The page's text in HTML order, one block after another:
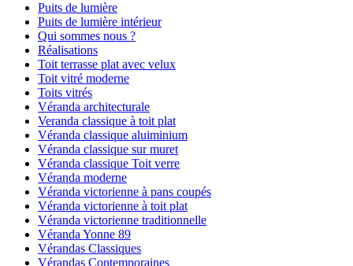
Puits de lumière
Puits de lumière intérieur
Qui sommes nous ?
Réalisations
Toit terrasse plat avec velux
Toit vitré moderne
Toits vitrés
Véranda architecturale
Veranda classique à toit plat
Véranda classique aluiminium
Véranda classique sur muret
Véranda classique Toit verre
Véranda moderne
Véranda victorienne à pans coupés
Véranda victorienne à toit plat
Véranda victorienne traditionnelle
Véranda Yonne 89
Vérandas Classiques
Vérandas Contemporaines